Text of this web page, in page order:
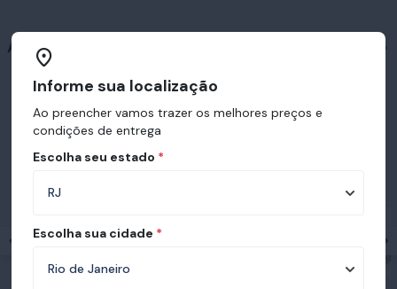
Acessórios
Prêmios e certificações recebidas pelo
Informe sua localização
Ao preencher vamos trazer os melhores preços e
condições de entrega
Escolha seu estado *
Escolha sua cidade *